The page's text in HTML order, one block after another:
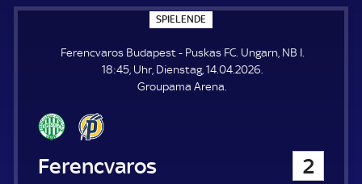
SPIELENDE
P
E
L
E
N
Ferencvaros Budapest - Puskas FC. Ungarn, NB I.
18:45, Uhr, Dienstag, 14.04.2026.
Groupama Arena.
Ferencvaros Budapest
2